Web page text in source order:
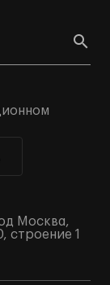
Москва,
строение 1